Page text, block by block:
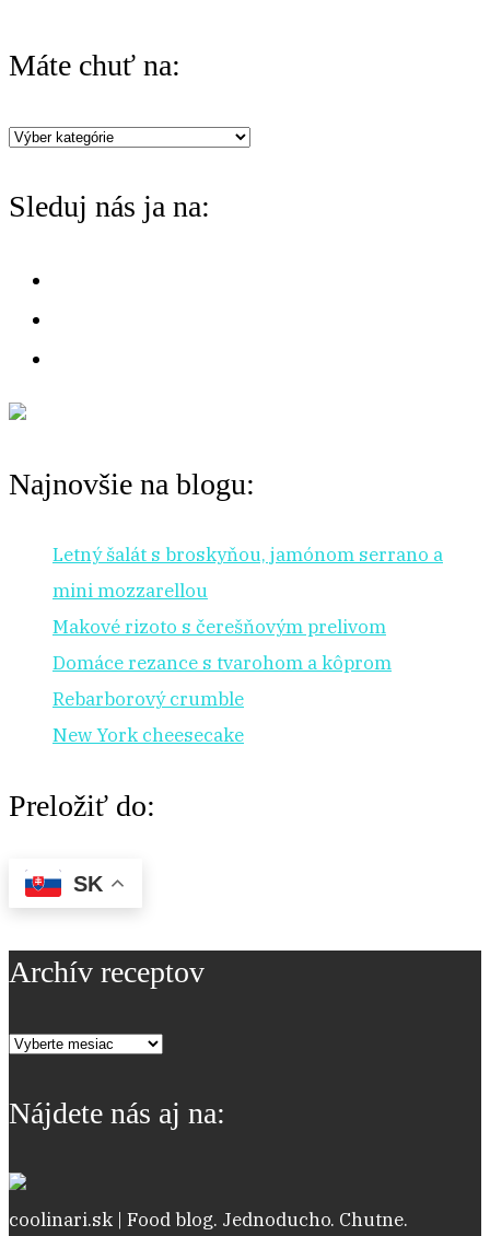
c
f
o
Máte chuť na:
Máte
na:
Sleduj nás ja na:
Najnovšie na blogu:
Letný šalát s broskyňou, jamónom serrano a
mini mozzarellou
Makové rizoto s čerešňovým prelivom
Domáce rezance s tvarohom a kôprom
Rebarborový crumble
New York cheesecake
Preložiť do:
SK
Archív receptov
Archív
Nájdete nás aj na:
coolinari.sk | Food blog. Jednoducho. Chutne.